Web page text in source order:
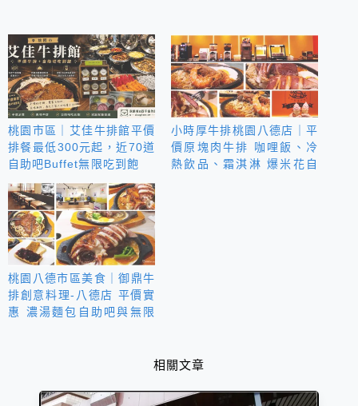
桃園市區｜艾佳牛排館平價
排餐最低300元起，近70道
自助吧Buffet無限吃到飽
小時厚牛排桃園八德店｜平
價原塊肉牛排 咖哩飯、冷
熱飲品、霜淇淋 爆米花自
桃園八德市區美食｜御鼎牛
排創意料理-八德店 平價實
惠 濃湯麵包自助吧與無限
相關文章